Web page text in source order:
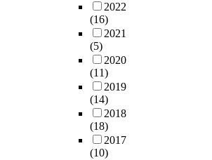
2022
(16)
2021
(5)
2020
(11)
2019
(14)
2018
(18)
2017
(10)